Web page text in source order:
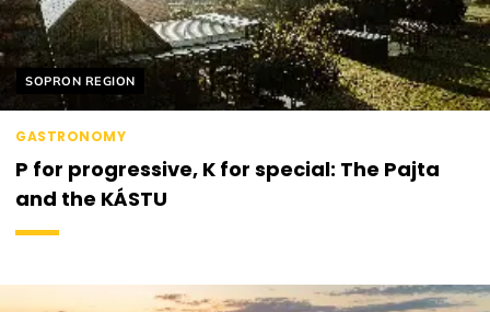
Helyszín címkék:
SOPRON REGION
GASTRONOMY
P for progressive, K for special: The Pajta
and the KÁSTU